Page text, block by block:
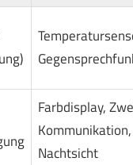
Farbdisplay,
Nachtsicht